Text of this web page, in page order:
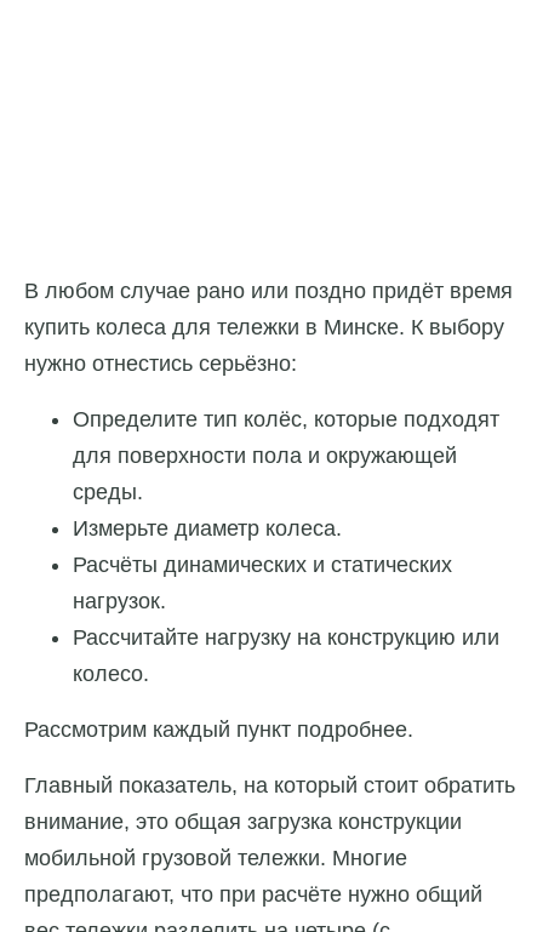
В любом случае рано или поздно придёт время
купить колеса для тележки в Минске. К выбору
нужно отнестись серьёзно:
Определите тип колёс, которые подходят
для поверхности пола и окружающей
среды.
Измерьте диаметр колеса.
Расчёты динамических и статических
нагрузок.
Рассчитайте нагрузку на конструкцию или
колесо.
Рассмотрим каждый пункт подробнее.
Главный показатель, на который стоит обратить
внимание, это общая загрузка конструкции
мобильной грузовой тележки. Многие
предполагают, что при расчёте нужно общий